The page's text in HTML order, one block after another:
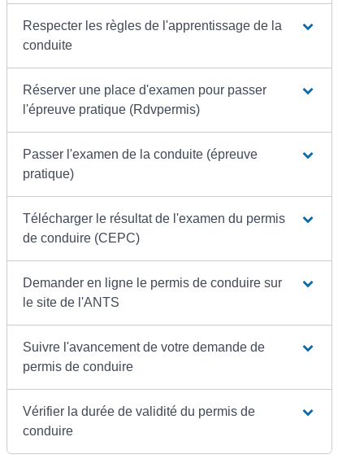
Respecter les règles de l'apprentissage de la
conduite
Réserver une place d'examen pour passer
l'épreuve pratique (Rdvpermis)
Passer l'examen de la conduite (épreuve
pratique)
Télécharger le résultat de l'examen du permis
de conduire (CEPC)
Demander en ligne le permis de conduire sur
le site de l'ANTS
Suivre l'avancement de votre demande de
permis de conduire
Vérifier la durée de validité du permis de
conduire